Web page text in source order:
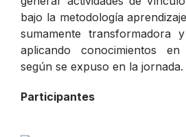
bajo la metodología
sumamente transformadora
aplicando conocimientos
según se expuso en la jornada.
Participantes